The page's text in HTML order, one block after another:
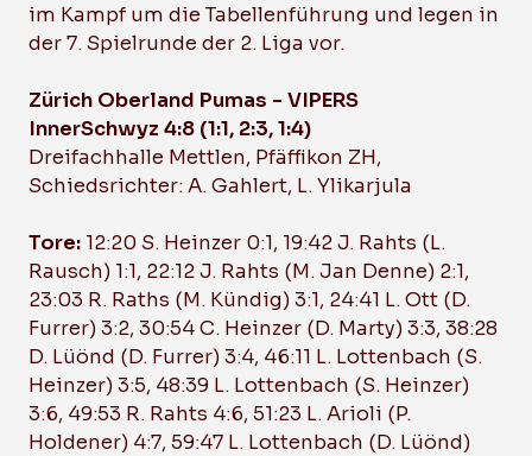
im Kampf um die Tabellenführung und legen in
der 7. Spielrunde der 2. Liga vor.
Zürich Oberland Pumas - VIPERS
InnerSchwyz 4:8 (1:1, 2:3, 1:4)
Dreifachhalle Mettlen, Pfäffikon ZH,
Schiedsrichter: A. Gahlert, L. Ylikarjula
Tore: 12:20 S. Heinzer 0:1, 19:42 J. Rahts (L.
Rausch) 1:1, 22:12 J. Rahts (M. Jan Denne) 2:1,
23:03 R. Raths (M. Kündig) 3:1, 24:41 L. Ott (D.
Furrer) 3:2, 30:54 C. Heinzer (D. Marty) 3:3, 38:28
D. Lüönd (D. Furrer) 3:4, 46:11 L. Lottenbach (S.
Heinzer) 3:5, 48:39 L. Lottenbach (S. Heinzer)
3:6, 49:53 R. Rahts 4:6, 51:23 L. Arioli (P.
Holdener) 4:7, 59:47 L. Lottenbach (D. Lüönd)